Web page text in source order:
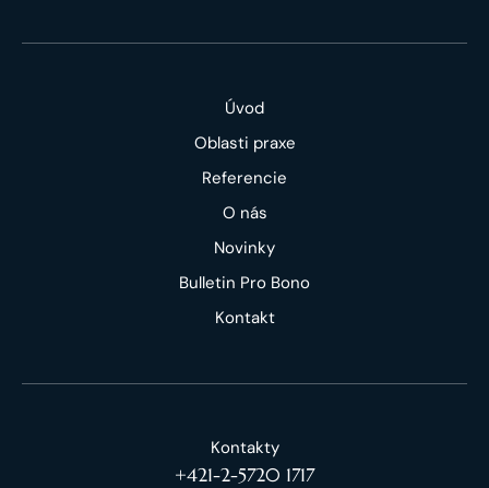
Úvod
Oblasti praxe
Referencie
O nás
Novinky
Bulletin Pro Bono
Kontakt
Kontakty
+421-2-5720 1717